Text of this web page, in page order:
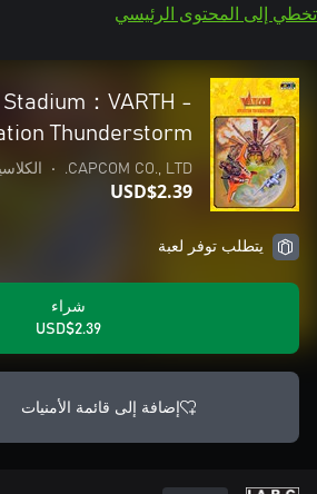
تخطي إلى المحتوى الرئيسي
：VARTH -
Thunderstorm -
CAPCOM CO., LTD.
•
USD$2.39
يتطلب توفر لعبة
شراء
USD$2.39
إضافة إلى قائمة الأمنيات